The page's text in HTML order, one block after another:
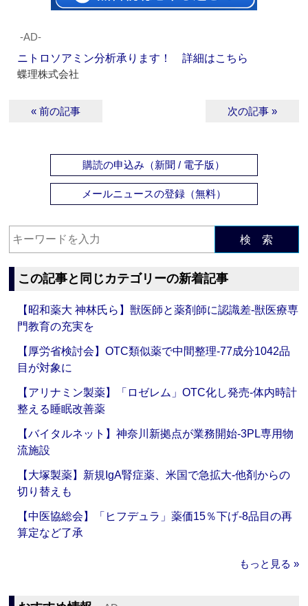
‐AD‐
ニトロソアミン分析承ります！ 詳細はこちら
蝶理株式会社
« 前の記事 次の記事 »
購読の申込み（新聞 / 電子版）
メールニュースの登録（無料）
検 索
この記事と同じカテゴリーの新着記事
【昭和薬大 神林氏ら】獣医師と薬剤師に認識差‐獣医療専
門教育の充実を
【厚労省検討会】OTC類似薬で中間整理‐77成分1042品
目が対象に
【アリナミン製薬】「ロゼレム」OTC化し発売‐体内時計
整える睡眠改善薬
【バイタルネット】神奈川新拠点が業務開始‐3PL専用物
流施設
【大塚製薬】新規IgA腎症薬、米国で急拡大‐他剤からの
切り替えも
【中医協総会】「ヒフデュラ」薬価15％下げ‐8品目の再
算定など了承
もっと見る »